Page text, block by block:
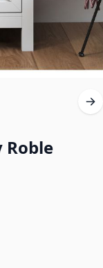
Roble